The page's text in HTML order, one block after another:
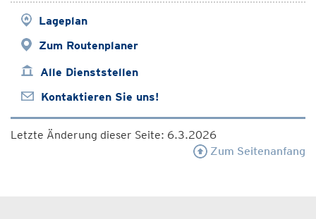
Lageplan
Zum Routenplaner
Alle Dienststellen
Kontaktieren Sie uns!
Letzte Änderung dieser Seite: 6.3.2026
Zum Seitenanfang